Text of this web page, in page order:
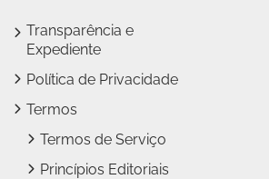
Transparência e
Expediente
Política de Privacidade
Termos
Termos de Serviço
Princípios Editoriais